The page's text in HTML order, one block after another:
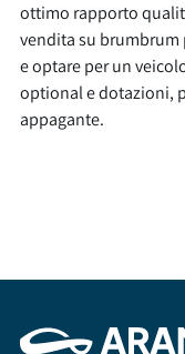
ottimo rapporto
vendita su brumbrum
e optare per un
optional e dotazioni,
appagante.